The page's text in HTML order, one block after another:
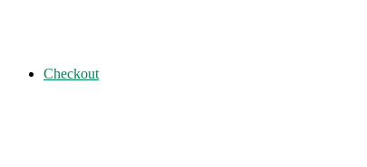
Checkout